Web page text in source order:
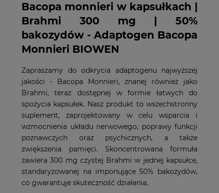
Bacopa monnieri w kapsułkach |
Brahmi 300 mg | 50%
bakozydów - Adaptogen Bacopa
Monnieri BIOWEN
Zapraszamy do odkrycia adaptogenu najwyższej
jakości - Bacopa Monnieri, znanej również jako
Brahmi, teraz dostępnej w formie łatwych do
spożycia kapsułek. Nasz produkt to wszechstronny
suplement, zaprojektowany w celu wsparcia i
wzmocnienia układu nerwowego, poprawy funkcji
poznawczych oraz psychicznych, a także
zwiększenia pamięci. Skoncentrowana formuła
zawiera 300 mg czystej Brahmi w jednej kapsułce,
standaryzowanej na imponujące 50% bakozydów,
co gwarantuje skuteczność działania.